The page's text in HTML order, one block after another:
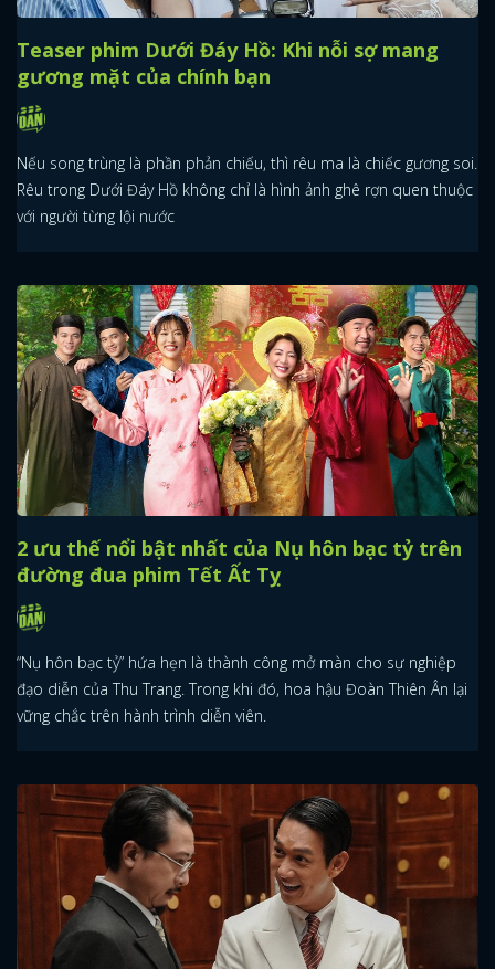
Teaser phim Dưới Đáy Hồ: Khi nỗi sợ mang
gương mặt của chính bạn
Nếu song trùng là phần phản chiếu, thì rêu ma là chiếc gương soi.
Rêu trong Dưới Đáy Hồ không chỉ là hình ảnh ghê rợn quen thuộc
với người từng lội nước
2 ưu thế nổi bật nhất của Nụ hôn bạc tỷ trên
đường đua phim Tết Ất Tỵ
“Nụ hôn bạc tỷ” hứa hẹn là thành công mở màn cho sự nghiệp
đạo diễn của Thu Trang. Trong khi đó, hoa hậu Đoàn Thiên Ân lại
vững chắc trên hành trình diễn viên.